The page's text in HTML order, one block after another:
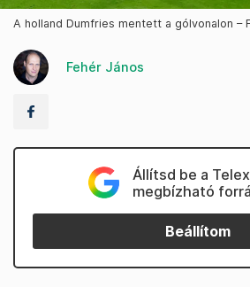
A holland Dumfries mentett a gólvonalon –
Fehér János
Állítsd be a
megbízható
Beállítom